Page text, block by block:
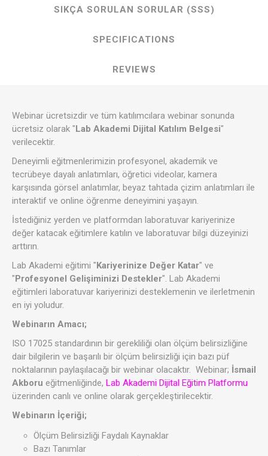
SIKÇA SORULAN SORULAR (SSS)
SPECIFICATIONS
REVIEWS
Webinar ücretsizdir ve tüm katılımcılara webinar sonunda
ücretsiz olarak "Lab Akademi Dijital Katılım Belgesi"
verilecektir.
Deneyimli eğitmenlerimizin profesyonel, akademik ve
tecrübeye dayalı anlatımları, öğretici videolar, kamera
karşısında görsel anlatımlar, beyaz tahtada çizim anlatımları ile
interaktif ve online öğrenme deneyimini yaşayın.
İstediğiniz yerden ve platformdan laboratuvar kariyerinize
değer katacak eğitimlere katılın ve laboratuvar bilgi düzeyinizi
arttırın.
Lab Akademi eğitimi "Kariyerinize Değer Katar" ve
"Profesyonel Gelişiminizi Destekler". Lab Akademi
eğitimleri laboratuvar kariyerinizi desteklemenin ve ilerletmenin
en iyi yoludur.
Webinarın Amacı;
ISO 17025 standardının bir gerekliliği olan ölçüm belirsizliğine
dair bilgilerin ve başarılı bir ölçüm belirsizliği için bazı püf
noktalarının paylaşılacağı bir webinar olacaktır. Webinar; İsmail
Akboru eğitmenliğinde, Lab Akademi Dijital Eğitim Platformu
üzerinden canlı ve online olarak gerçekleştirilecektir.
Webinarın İçeriği;
Ölçüm Belirsizliği Faydalı Kaynaklar
Bazı Tanımlar